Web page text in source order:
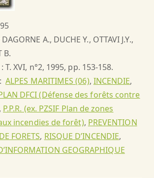
A., DUCHE Y., OTTAVI J.Y.,
B.
T. XVI, n°2, 1995, pp. 153-158.
:ALPES MARITIMES (06), INCENDIE,
DFCI (Défense des forêts contre
P.P.R. (ex. PZSIF Plan de zones
incendies de forêt), PREVENTION
FORETS, RISQUE D’INCENDIE,
GEOGRAPHIQUE